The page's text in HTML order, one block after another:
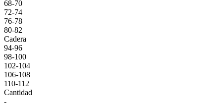
68-70
72-74
76-78
80-82
Cadera
94-96
98-100
102-104
106-108
110-112
Cantidad
-